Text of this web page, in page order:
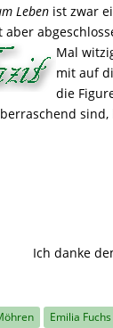
Leben ist zwar
aber
Mal
mit auf
die
sind,
Ich danke
Emilia Fuchs